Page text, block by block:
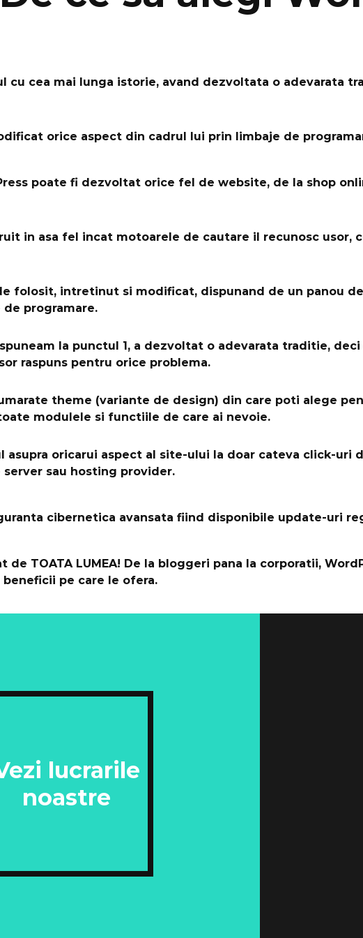
cu cea mai lunga istorie, avand dezvoltata o adevarata
orice aspect din cadrul lui prin limbaje de
poate fi dezvoltat orice fel de website, de la shop
in asa fel incat motoarele de cautare il recunosc usor,
folosit, intretinut si modificat, dispunand de un panou
programare.
la punctul 1, a dezvoltat o adevarata traditie,
raspuns pentru orice problema.
theme (variante de design) din care poti alege
modulele si functiile de care ai nevoie.
asupra oricarui aspect al site-ului la doar cateva click-
server sau hosting provider.
cibernetica avansata fiind disponibile update-uri
de TOATA LUMEA! De la bloggeri pana la corporatii,
beneficii pe care le ofera.
lucrarile
noastre